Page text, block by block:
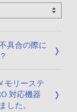
具合の際に
モリーステ
対応機器
した。